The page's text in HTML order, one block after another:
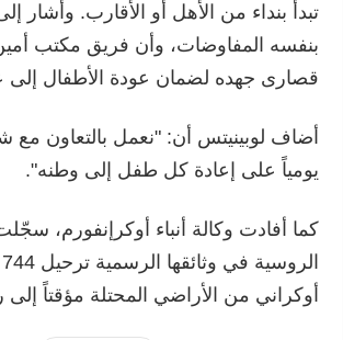
تبدأ بنداء من الأهل أو الأقارب. وأشار
بنفسه المفاوضات، وأن فريق مكتب
قصارى جهده لضمان عودة الأطفال إلى
أضاف لوبينيتس أن: "نعمل بالتعاون مع
يومياً على إعادة كل طفل إلى وطنه".
كما أفادت وكالة أنباء أوكرإنفورم،
أوكراني من الأراضي المحتلة مؤقتاً إلى